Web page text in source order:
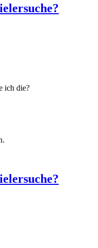
ich die?